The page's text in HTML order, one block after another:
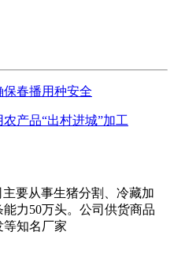
春播用种安全
产品“出村进城”加工
要从事生猪分割、冷藏加
力50万头。公司供货商品
等知名厂家